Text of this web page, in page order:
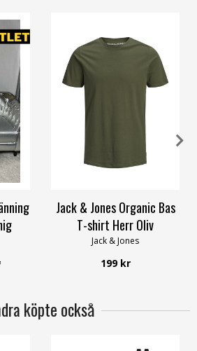
S XXL
Jack & Jones Organic Bas
T-shirt Herr Oliv
Jack & Jones
199 kr
köpte också